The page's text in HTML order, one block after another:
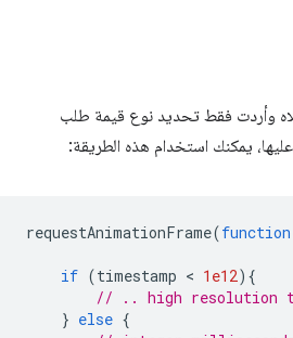
وأردت فقط تحديد نوع قيمة طلب
يمكنك استخدام هذه الطريقة:
requestAnimationFrame(function
if (timestamp < 1e12){
// .. high resolution
} else {